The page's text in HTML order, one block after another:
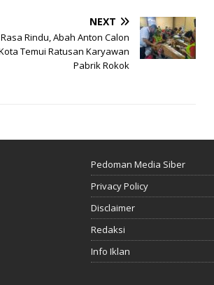
NEXT
Rindu, Abah Anton Calon
Temui Ratusan Karyawan
Pabrik Rokok
Pedoman Media Siber
Privacy Policy
Disclaimer
Redaksi
Info Iklan